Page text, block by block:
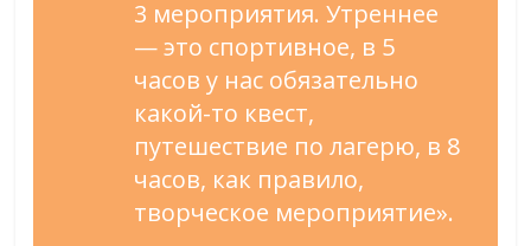
3 мероприятия. Утреннее
— это спортивное, в 5
часов у нас обязательно
какой-то квест,
путешествие по лагерю, в 8
часов, как правило,
творческое мероприятие».